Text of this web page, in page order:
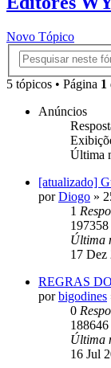
Novo Tópico
5 tópicos • Página 1
Anúncios
Última
[atualizado]
porDiogo »
1
197358
Última
17 Dez
REGRAS
porbigodines
0
188646
Última
16 Jul